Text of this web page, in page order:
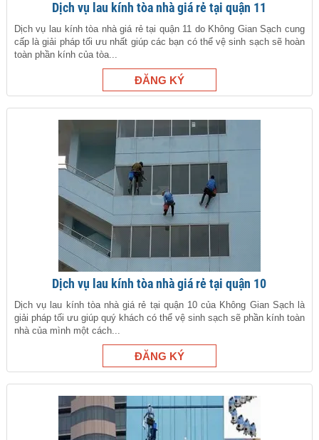
Dịch vụ lau kính tòa nhà giá rẻ tại quận 11
Dịch vụ lau kính tòa nhà giá rẻ tại quận 11 do Không Gian Sạch cung
cấp là giải pháp tối ưu nhất giúp các bạn có thể vệ sinh sạch sẽ hoàn
toàn phần kính của tòa...
Dịch vụ lau kính tòa nhà giá rẻ tại quận 10
Dịch vụ lau kính tòa nhà giá rẻ tại quận 10 của Không Gian Sạch là
giải pháp tối ưu giúp quý khách có thể vệ sinh sạch sẽ phần kính toàn
nhà của mình một cách...